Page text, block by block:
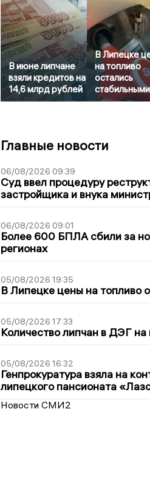
В июне липчане
взяли кредитов на
14,6 млрд рублей
В Липецке
на топливо
остались
стабильными
Главные новости
06/08/2026 09:39
Суд ввел процедуру
застройщика и внука
06/08/2026 09:01
Более 600 БПЛА сбили за
регионах
05/08/2026 19:35
В Липецке цены на топливо
05/08/2026 17:33
Количество липчан в ДЭГ
05/08/2026 16:32
Генпрокуратура взяла на
липецкого пансионата
Новости СМИ2